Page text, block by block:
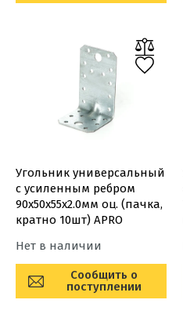
Угольник универсальный
с усиленным ребром
90х50х55х2.0мм оц. (пачка,
кратно 10шт) APRO
Нет в наличии
Сообщить о
поступлении